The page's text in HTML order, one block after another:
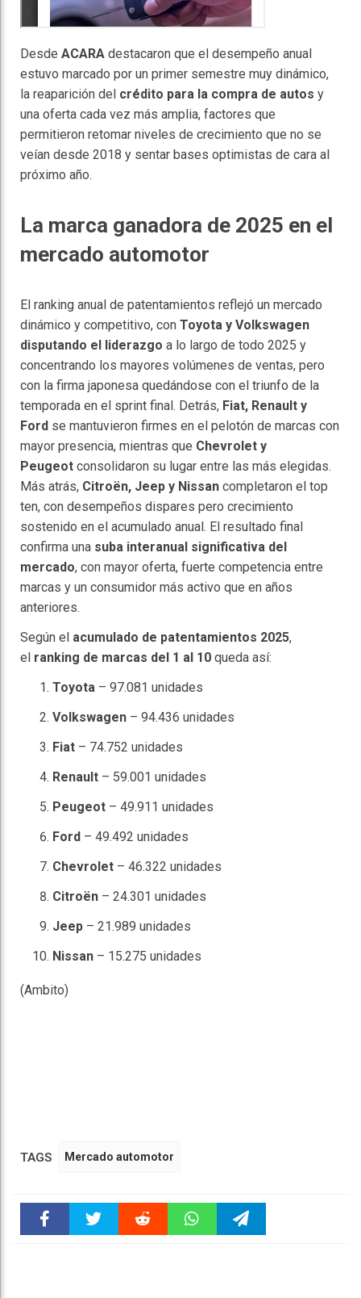
Desde ACARA destacaron que el desempeño anual
estuvo marcado por un primer semestre muy dinámico,
la reaparición del crédito para la compra de autos y
una oferta cada vez más amplia, factores que
permitieron retomar niveles de crecimiento que no se
veían desde 2018 y sentar bases optimistas de cara al
próximo año.
La marca ganadora de 2025 en el
mercado automotor
El ranking anual de patentamientos reflejó un mercado
dinámico y competitivo, con Toyota y Volkswagen
disputando el liderazgo a lo largo de todo 2025 y
concentrando los mayores volúmenes de ventas, pero
con la firma japonesa quedándose con el triunfo de la
temporada en el sprint final. Detrás, Fiat, Renault y
Ford se mantuvieron firmes en el pelotón de marcas con
mayor presencia, mientras que Chevrolet y
Peugeot consolidaron su lugar entre las más elegidas.
Más atrás, Citroën, Jeep y Nissan completaron el top
ten, con desempeños dispares pero crecimiento
sostenido en el acumulado anual. El resultado final
confirma una suba interanual significativa del
mercado, con mayor oferta, fuerte competencia entre
marcas y un consumidor más activo que en años
anteriores.
Según el acumulado de patentamientos 2025,
el ranking de marcas del 1 al 10 queda así:
Toyota – 97.081 unidades
Volkswagen – 94.436 unidades
Fiat – 74.752 unidades
Renault – 59.001 unidades
Peugeot – 49.911 unidades
Ford – 49.492 unidades
Chevrolet – 46.322 unidades
Citroën – 24.301 unidades
Jeep – 21.989 unidades
Nissan – 15.275 unidades
(Ambito)
TAGS Mercado automotor